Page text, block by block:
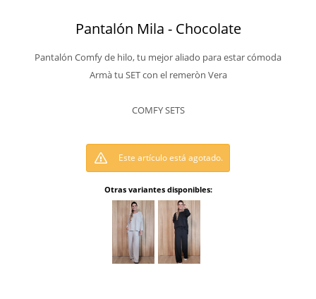
Pantalón Mila - Chocolate
Pantalón Comfy de hilo, tu mejor aliado para estar cómoda
Armà tu SET con el remeròn Vera
COMFY SETS
Este artículo está agotado.
Otras variantes disponibles: